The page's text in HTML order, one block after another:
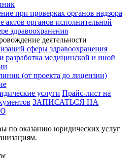
при проверках органов надзора
актов органов исполнительной
здравоохранения
деятельности
сферы здравоохранения
разработка медицинской и иной
(от проекта до лицензии)
услуги Прайс-лист на
ЗАПИСАТЬСЯ НА
по оказанию юридических услуг